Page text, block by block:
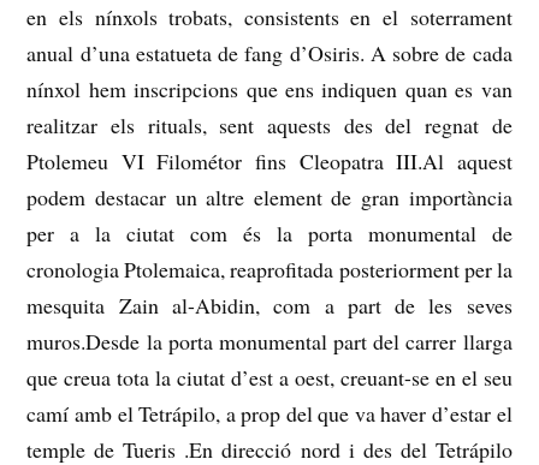
en els nínxols trobats, consistents en el soterrament
anual d’una estatueta de fang d’Osiris. A sobre de cada
nínxol hem inscripcions que ens indiquen quan es van
realitzar els rituals, sent aquests des del regnat de
Ptolemeu VI Filométor fins Cleopatra III.Al aquest
podem destacar un altre element de gran importància
per a la ciutat com és la porta monumental de
cronologia Ptolemaica, reaprofitada posteriorment per la
mesquita Zain al-Abidin, com a part de les seves
muros.Desde la porta monumental part del carrer llarga
que creua tota la ciutat d’est a oest, creuant-se en el seu
camí amb el Tetrápilo, a prop del que va haver d’estar el
temple de Tueris .En direcció nord i des del Tetrápilo